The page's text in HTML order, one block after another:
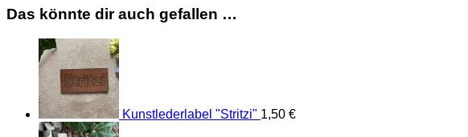
Das könnte dir auch gefallen …
Kunstlederlabel "Stritzi" 1,50 €